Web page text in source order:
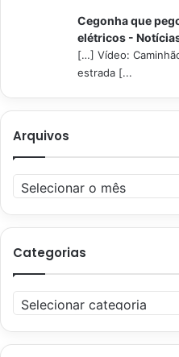
Cegonha que
elétricos -
[…] Vídeo:
estrada [...
Arquivos
Arquivos
Categorias
Categorias